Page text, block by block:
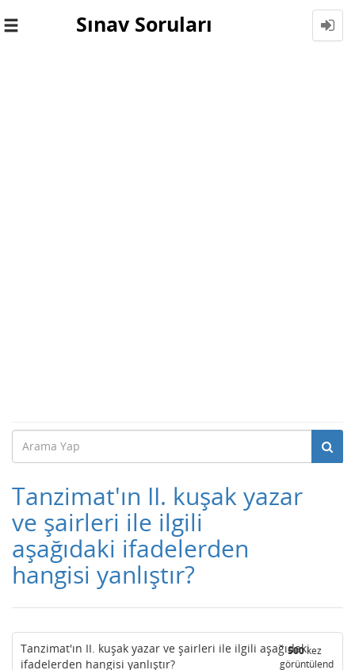
Toggle
Sınav Soruları
Tanzimat'ın II. kuşak yazar
ve şairleri ile ilgili
aşağıdaki ifadelerden
hangisi yanlıştır?
500kez
görüntülendi
Tanzimat'ın II. kuşak yazar ve şairleri ile ilgili aşağıdaki
ifadelerden hangisi yanlıştır?